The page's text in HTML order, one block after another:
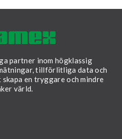
partner inom högklassig
tillförlitliga data och
en tryggare och mindre
värld.